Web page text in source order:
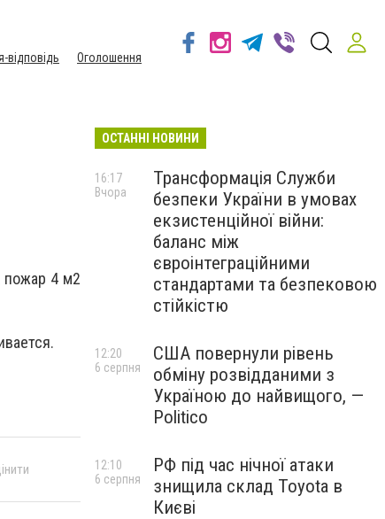
відповідь Оголошення
пожар 4 м2
ОСТАННІ НОВИНИ
Трансформація Служби
безпеки України в умовах
екзистенційної війни:
баланс між
євроінтеграційними
стандартами та безпековою
стійкістю
16:17
Вчора
США повернули рівень
обміну розвідданими з
Україною до найвищого, —
Politico
12:20
6 серпня
РФ під час нічної атаки
знищила склад Toyota в
Києві
12:10
6 серпня